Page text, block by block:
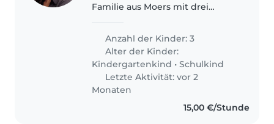
Familie aus Moers mit drei
eine zuverlässige Unterstützung
für den Nachmittag. Deine
Aufgabe wäre..
Anzahl der Kinder: 3
Alter der Kinder:
Kindergartenkind •Schulkind
Letzte Aktivität: vor 2
Monaten
15,00 €/Stunde